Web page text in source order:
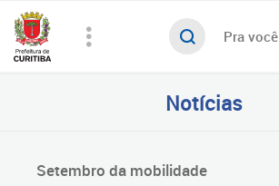
Pra você
Notícias
Setembro da mobilidade